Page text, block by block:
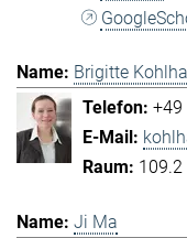
Brigitte
+49
109.2
Ji Ma